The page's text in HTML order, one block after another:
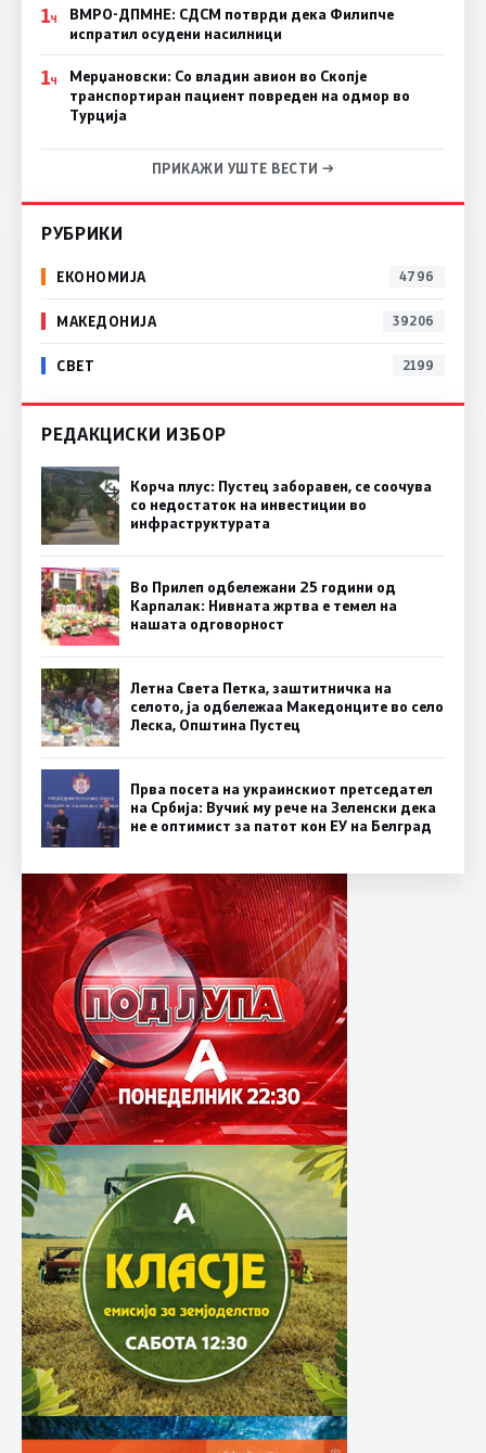
1Ч
ВМРО-ДПМНЕ: СДСM потврди дека Филипче
испратил осудени насилници
1Ч
Мерџановски: Со владин авион во Скопје
транспортиран пациент повреден на одмор во
Турција
ПРИКАЖИ УШТЕ ВЕСТИ →
РУБРИКИ
ЕКОНОМИЈА 4796
МАКЕДОНИЈА 39206
СВЕТ 2199
РЕДАКЦИСКИ ИЗБОР
Корча плус: Пустец заборавен, се соочува
со недостаток на инвестиции во
инфраструктурата
Во Прилеп одбележани 25 години од
Карпалак: Нивната жртва е темел на
нашата одговорност
Летна Света Петка, заштитничка на
селото, ја одбележаа Македонците во село
Леска, Општина Пустец
Прва посета на украинскиот претседател
на Србија: Вучиќ му рече на Зеленски дека
не е оптимист за патот кон ЕУ на Белград